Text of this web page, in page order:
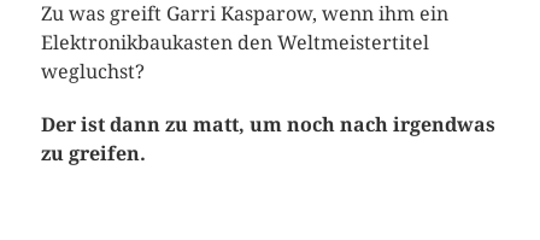
Zu was greift Garri Kasparow, wenn ihm ein
Elektronikbaukasten den Weltmeistertitel
wegluchst?
Der ist dann zu matt, um noch nach irgendwas
zu greifen.